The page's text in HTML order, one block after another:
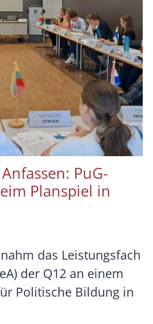
PuG-
Planspiel in
das Leistungsfach
der Q12 an einem
Politische Bildung in